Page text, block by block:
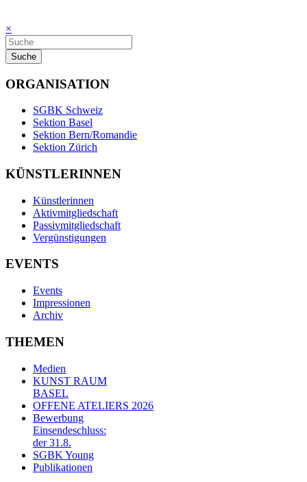
×
Suche
ORGANISATION
SGBK Schweiz
Sektion Basel
Sektion Bern/Romandie
Sektion Zürich
KÜNSTLERINNEN
Künstlerinnen
Aktivmitgliedschaft
Passivmitgliedschaft
Vergünstigungen
EVENTS
Events
Impressionen
Archiv
THEMEN
Medien
KUNST RAUM
BASEL
OFFENE ATELIERS 2026
Bewerbung
Einsendeschluss:
der 31.8.
SGBK Young
Publikationen